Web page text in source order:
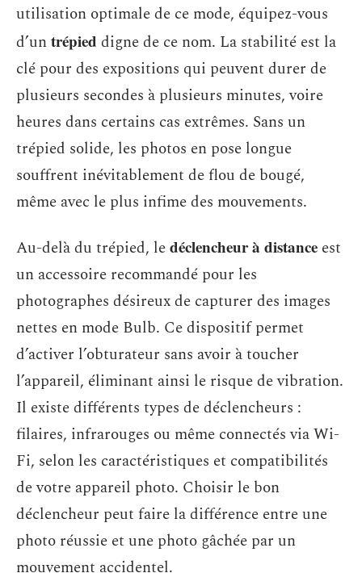
utilisation optimale de ce mode, équipez-vous
d’untrépied digne de ce nom. La stabilité est la
clé pour des expositions qui peuvent durer de
plusieurs secondes à plusieurs minutes, voire
heures dans certains cas extrêmes. Sans un
trépied solide, les photos en pose longue
souffrent inévitablement de flou de bougé,
même avec le plus infime des mouvements.
Au-delà du trépied, ledéclencheur à distance est
un accessoire recommandé pour les
photographes désireux de capturer des images
nettes en mode Bulb. Ce dispositif permet
d’activer l’obturateur sans avoir à toucher
l’appareil, éliminant ainsi le risque de vibration.
Il existe différents types de déclencheurs :
filaires, infrarouges ou même connectés via Wi-
Fi, selon les caractéristiques et compatibilités
de votre appareil photo. Choisir le bon
déclencheur peut faire la différence entre une
photo réussie et une photo gâchée par un
mouvement accidentel.